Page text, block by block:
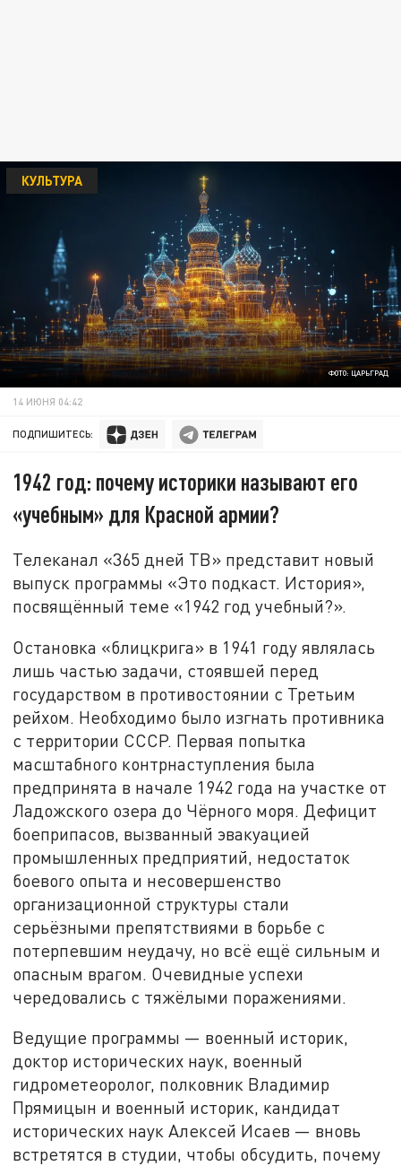
ФОТО: ЦАРЬГРАД
КУЛЬТУРА
14 ИЮНЯ 04:42
ПОДПИШИТЕСЬ:
1942 год: почему историки называют его
«учебным» для Красной армии?
Телеканал «365 дней ТВ» представит новый
выпуск программы «Это подкаст. История»,
посвящённый теме «1942 год учебный?».
Остановка «блицкрига» в 1941 году являлась
лишь частью задачи, стоявшей перед
государством в противостоянии с Третьим
рейхом. Необходимо было изгнать противника
с территории СССР. Первая попытка
масштабного контрнаступления была
предпринята в начале 1942 года на участке от
Ладожского озера до Чёрного моря. Дефицит
боеприпасов, вызванный эвакуацией
промышленных предприятий, недостаток
боевого опыта и несовершенство
организационной структуры стали
серьёзными препятствиями в борьбе с
потерпевшим неудачу, но всё ещё сильным и
опасным врагом. Очевидные успехи
чередовались с тяжёлыми поражениями.
Ведущие программы — военный историк,
доктор исторических наук, военный
гидрометеоролог, полковник Владимир
Прямицын и военный историк, кандидат
исторических наук Алексей Исаев — вновь
встретятся в студии, чтобы обсудить, почему